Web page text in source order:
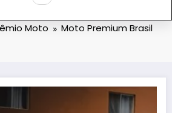
Moto Moto Premium Brasil